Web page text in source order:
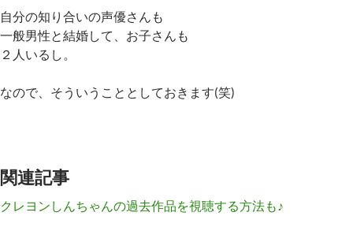
自分の知り合いの声優さんも
一般男性と結婚して、お子さんも
２人いるし。
なので、そういうこととしておきます(笑)
関連記事
クレヨンしんちゃんの過去作品を視聴する方法も♪